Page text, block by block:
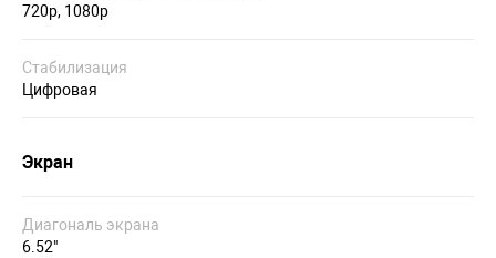
720p, 1080p
Стабилизация
Цифровая
Экран
Диагональ экрана
6.52"